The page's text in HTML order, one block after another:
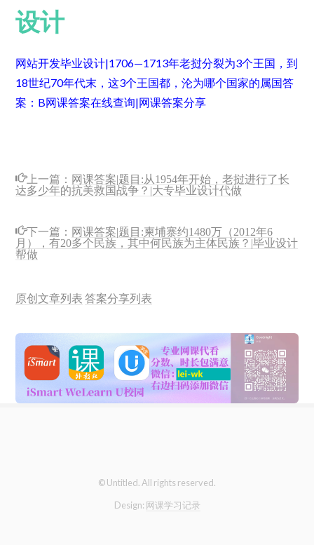
设计
网站开发毕业设计|1706—1713年老挝分裂为3个王国，到
18世纪70年代末，这3个王国都，沦为哪个国家的属国答
案：B网课答案在线查询|网课答案分享
上一篇： 网课答案|题目:从1954年开始，老挝进行了长
达多少年的抗美救国战争？|大专毕业设计代做
下一篇： 网课答案|题目:柬埔寨约1480万（2012年6
月），有20多个民族，其中何民族为主体民族？|毕业设计
帮做
原创文章列表 答案分享列表
© Untitled. All rights reserved.
Design: 网课学习记录